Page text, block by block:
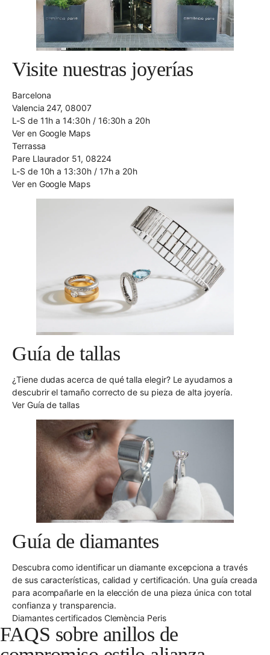
Visite nuestras joyerías
Barcelona
Valencia 247, 08007
L-S de 11h a 14:30h / 16:30h a 20h
Ver en Google Maps
Terrassa
Pare Llaurador 51, 08224
L-S de 10h a 13:30h / 17h a 20h
Ver en Google Maps
Guía de tallas
¿Tiene dudas acerca de qué talla elegir? Le ayudamos a
descubrir el tamaño correcto de su pieza de alta joyería.
Ver Guía de tallas
Guía de diamantes
Descubra como identificar un diamante excepciona a través
de sus características, calidad y certificación. Una guía creada
para acompañarle en la elección de una pieza única con total
confianza y transparencia.
Diamantes certificados Clemència Peris
FAQS sobre anillos de